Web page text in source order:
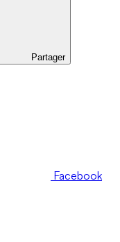
Partager
Facebook